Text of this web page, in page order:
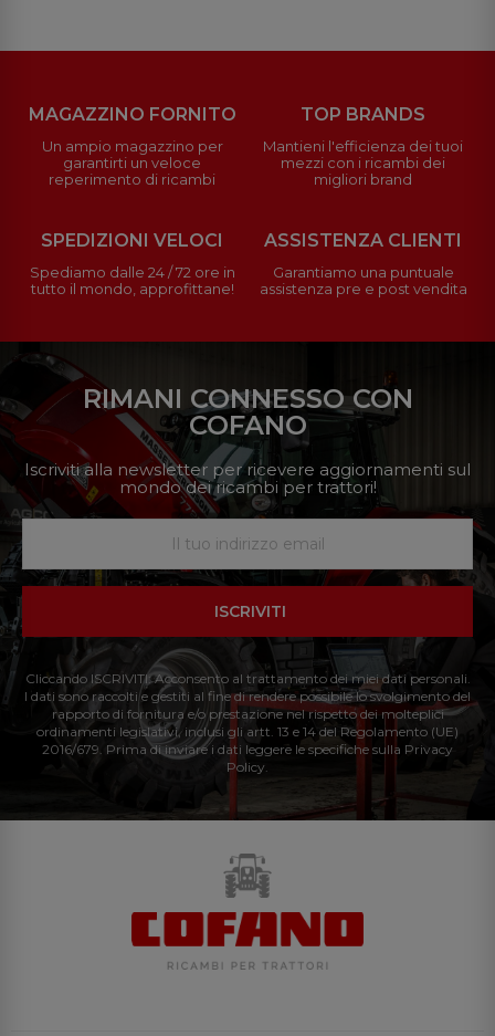
MAGAZZINO FORNITO
Un ampio magazzino per
garantirti un veloce
reperimento di ricambi
TOP BRANDS
Mantieni l'efficienza dei tuoi
mezzi con i ricambi dei
migliori brand
SPEDIZIONI VELOCI
Spediamo dalle 24 / 72 ore in
tutto il mondo, approfittane!
ASSISTENZA CLIENTI
Garantiamo una puntuale
assistenza pre e post vendita
RIMANI CONNESSO CON
COFANO
Iscriviti alla newsletter per ricevere aggiornamenti sul
mondo dei ricambi per trattori!
ISCRIVITI
Cliccando ISCRIVITI: Acconsento al trattamento dei miei dati personali.
I dati sono raccolti e gestiti al fine di rendere possibile lo svolgimento del
rapporto di fornitura e/o prestazione nel rispetto dei molteplici
ordinamenti legislativi, inclusi gli artt. 13 e 14 del Regolamento (UE)
2016/679. Prima di inviare i dati leggere le specifiche sulla Privacy
Policy.